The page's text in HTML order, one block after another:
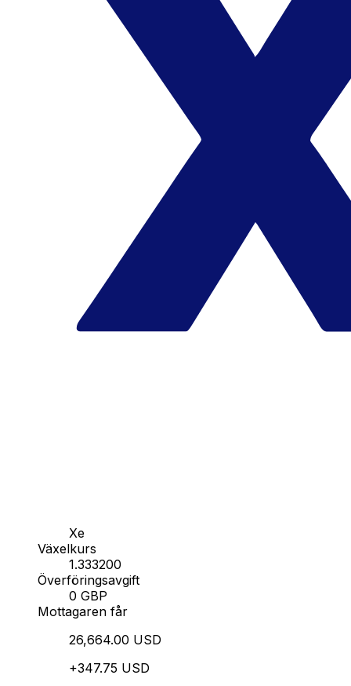
Xe
Växelkurs
1.333200
Överföringsavgift
0 GBP
Mottagaren får
26,664.00 USD
+347.75 USD